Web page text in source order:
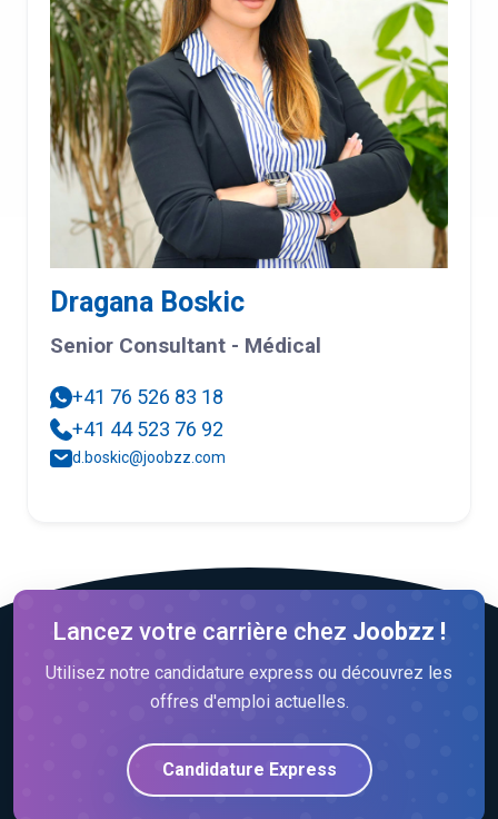
Dragana Boskic
Senior Consultant - Médical
+41 76 526 83 18
+41 44 523 76 92
d.boskic@joobzz.com
Lancez votre carrière chez Joobzz !
Utilisez notre candidature express ou découvrez les
offres d'emploi actuelles.
Candidature Express